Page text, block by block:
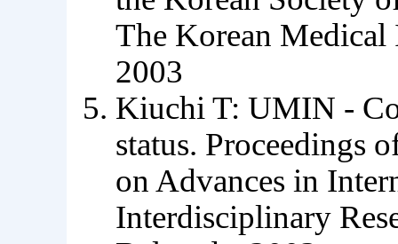
The Korean
2003
Kiuchi T: UMIN -
status. Proceedings
on Advances in
Interdisciplinary